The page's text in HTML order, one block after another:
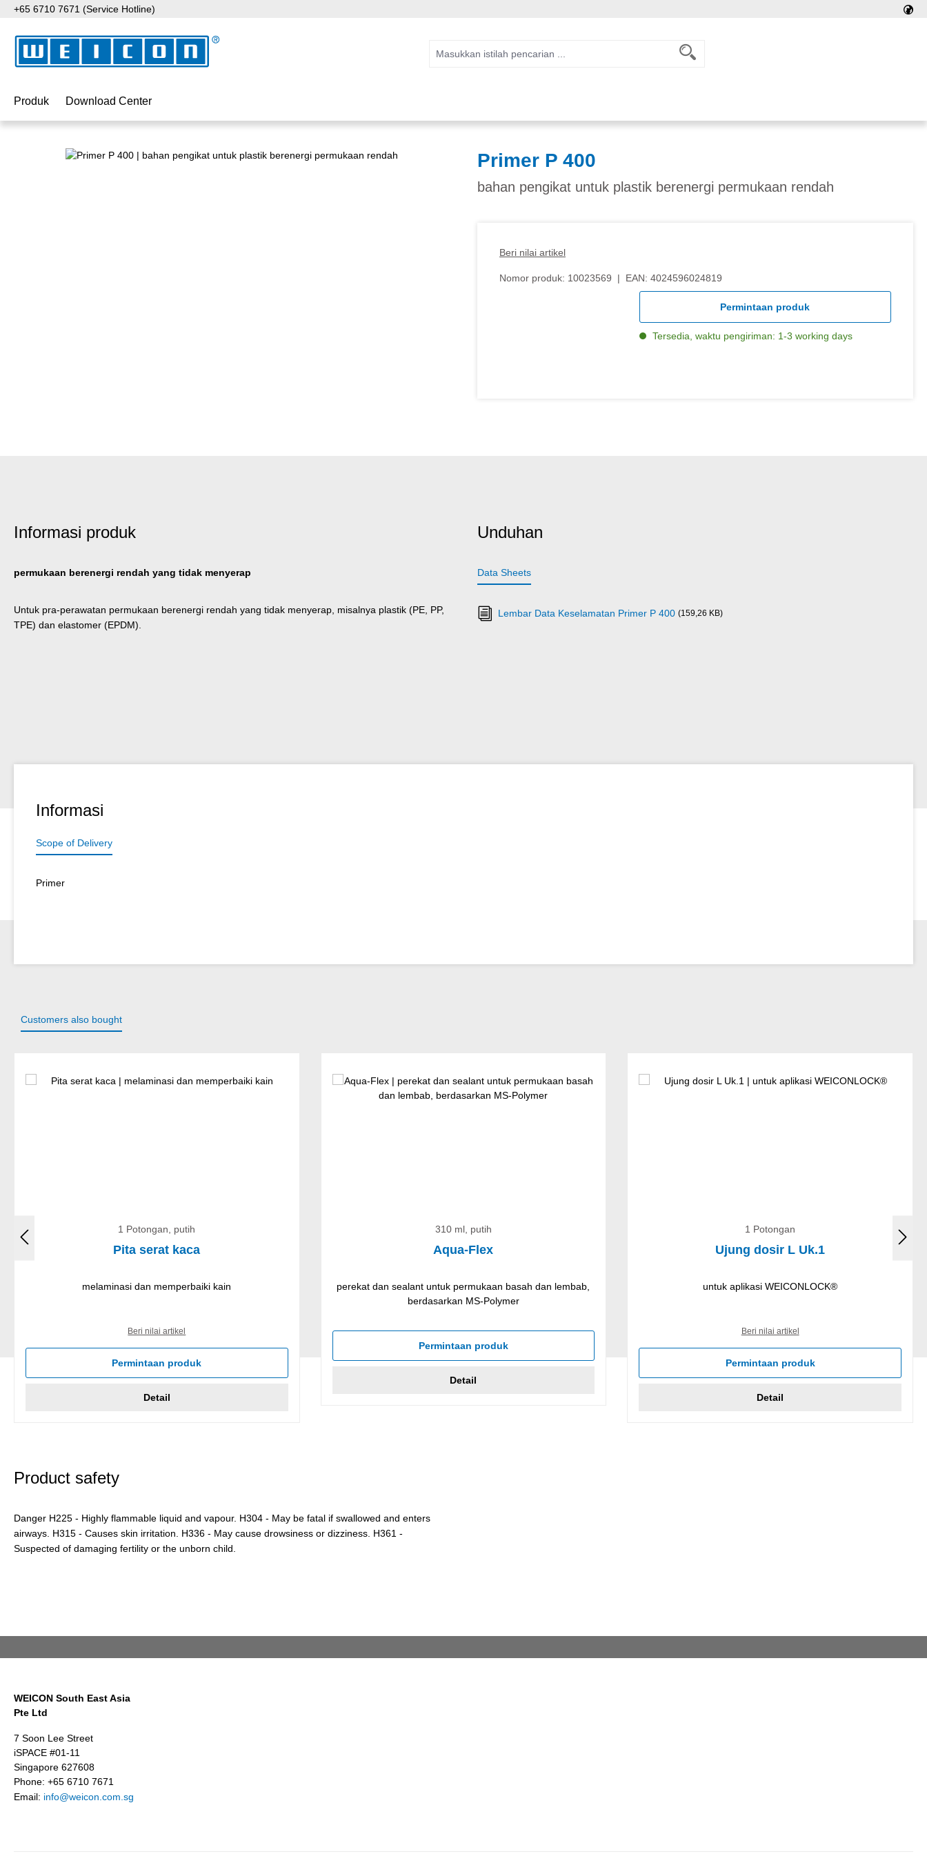
ke konten utama
Lewati ke pencarian
Lewati ke navigasi utama
+65 6710 7671 (Service Hotline)
Produk Download Center
Lewati galeri gambar Primer P 400
bahan pengikat untuk plastik berenergi permukaan rendah
Beri nilai artikel
Nomor produk: 10023569 | EAN: 4024596024819
Permintaan produk
Tersedia, waktu pengiriman: 1-3 working days
Informasi produk
permukaan berenergi rendah yang tidak menyerap
Untuk pra-perawatan permukaan berenergi rendah yang tidak menyerap, misalnya plastik (PE, PP,
TPE) dan elastomer (EPDM).
Unduhan
Data Sheets
Lembar Data Keselamatan Primer P 400 (159,26 KB)
Informasi
Scope of Delivery
Primer
Customers also bought
1 Potongan, putih
Pita serat kaca
melaminasi dan memperbaiki kain
Beri nilai artikel
Permintaan produk
Detail
310 ml, putih
Aqua-Flex
perekat dan sealant untuk permukaan basah dan lembab,
berdasarkan MS-Polymer
Permintaan produk
Detail
1 Potongan
Ujung dosir L Uk.1
untuk aplikasi WEICONLOCK®
Beri nilai artikel
Permintaan produk
Detail
Product safety
Danger H225 - Highly flammable liquid and vapour. H304 - May be fatal if swallowed and enters
airways. H315 - Causes skin irritation. H336 - May cause drowsiness or dizziness. H361 -
Suspected of damaging fertility or the unborn child.
WEICON South East Asia
Pte Ltd
7 Soon Lee Street
iSPACE #01-11
Singapore 627608
Phone: +65 6710 7671
Email: info@weicon.com.sg